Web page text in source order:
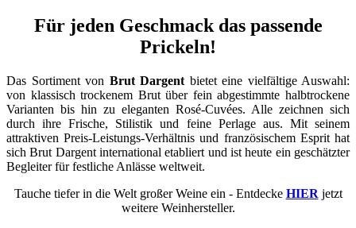
Für jeden Geschmack das passende
Prickeln!
Das Sortiment von Brut Dargent bietet eine vielfältige Auswahl:
von klassisch trockenem Brut über fein abgestimmte halbtrockene
Varianten bis hin zu eleganten Rosé-Cuvées. Alle zeichnen sich
durch ihre Frische, Stilistik und feine Perlage aus. Mit seinem
attraktiven Preis-Leistungs-Verhältnis und französischem Esprit hat
sich Brut Dargent international etabliert und ist heute ein geschätzter
Begleiter für festliche Anlässe weltweit.
Tauche tiefer in die Welt großer Weine ein - Entdecke HIER jetzt
weitere Weinhersteller.